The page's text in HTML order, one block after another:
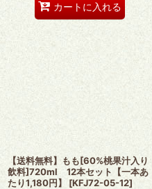
カートに入れる
【送料無料】もも[60%桃果汁入り
飲料]720ml 12本セット【一本あ
たり1,180円】
[KFJ72-05-12]